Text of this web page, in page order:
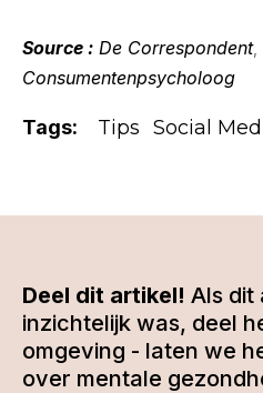
Source : De Correspondent,
Consumentenpsycholoog
Tags: Tips Social
Deel dit artikel! Als dit
inzichtelijk was, deel
omgeving - laten we
over mentale